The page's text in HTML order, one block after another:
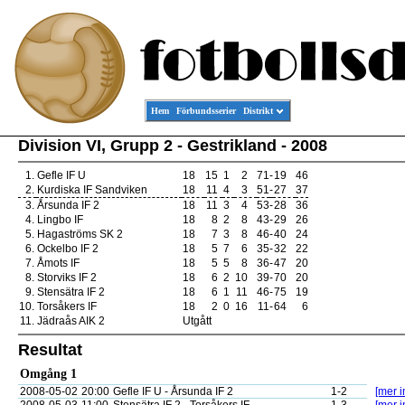
Hem Förbundsserier Distrikt
Division VI, Grupp 2 - Gestrikland - 2008
1. Gefle IF U 18 15 1 2 71-19
46
2. Kurdiska IF Sandviken 18 11 4 3 51-27
37
3. Årsunda IF 2 18 11 3 4 53-28
36
4. Lingbo IF 18 8 2 8 43-29
26
5. Hagaströms SK 2 18 7 3 8 46-40
24
6. Ockelbo IF 2 18 5 7 6 35-32
22
7. Åmots IF 18 5 5 8 36-47
20
8. Storviks IF 2 18 6 2 10 39-70
20
9. Stensätra IF 2 18 6 1 11 46-75
19
10. Torsåkers IF 18 2 0 16 11-64
6
11. Jädraås AIK 2 Utgått
Resultat
Omgång 1
2008-05-02 20:00 Gefle IF U - Årsunda IF 2 1-2
[mer